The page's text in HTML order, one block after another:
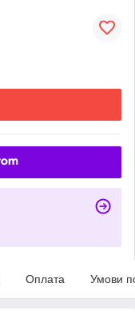
Оплата Умови